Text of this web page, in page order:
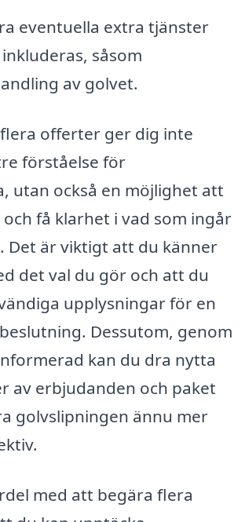
eventuella extra tjänster
såsom
av golvet.
offerter ger dig inte
förståelse för
utan också en möjlighet att
få klarhet i vad som ingår
Det är viktigt att du känner
det val du gör och att du
upplysningar för en
Dessutom, genom
kan du dra nytta
av erbjudanden och paket
golvslipningen ännu mer
med att begära flera